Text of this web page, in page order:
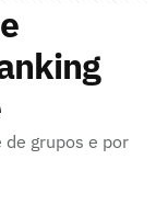
grupos e por